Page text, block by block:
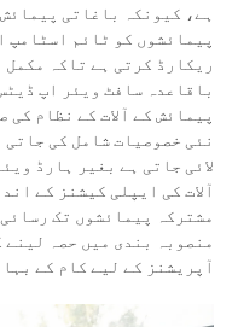
ہے، کیونکہ باغاتی
پیمائشوں کو ٹائم اسٹامپ
ریکارڈ کرتی ہے تاکہ
باقاعدہ سافٹ ویئر اپ
پیمائش کے آلات کے نظام کی
نئی خصوصیات شامل کی جاتی
لائی جاتی ہے بغیر ہارڈ
آلات کی ایپلی کیشنز کے
مشترکہ پیمائشوں تک
منصوبہ بندی میں حصہ
آپریشنز کے لیے کام کے